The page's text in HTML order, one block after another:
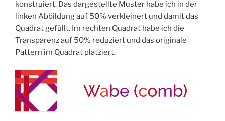
konstruiert. Das dargestellte Muster habe ich in der
linken Abbildung auf 50% verkleinert und damit das
Quadrat gefüllt. Im rechten Quadrat habe ich die
Transparenz auf 50% reduziert und das originale
Pattern im Quadrat platziert.